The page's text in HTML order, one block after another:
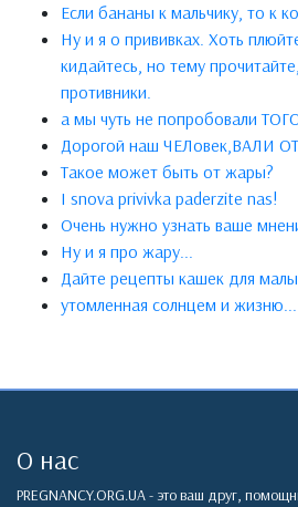
Если бананы к мальчику, то к
Ну и я о прививках. Хоть
кидайтесь, но тему
противники.
а мы чуть не попробовали
Дорогой наш ЧЕЛовек,ВАЛИ
Такое может быть от жары?
I snova privivka paderzite nas!
Очень нужно узнать ваше
Ну и я про жару...
Дайте рецепты кашек для
утомленная солнцем и жизню...
О нас
PREGNANCY.ORG.UA - это ваш друг,